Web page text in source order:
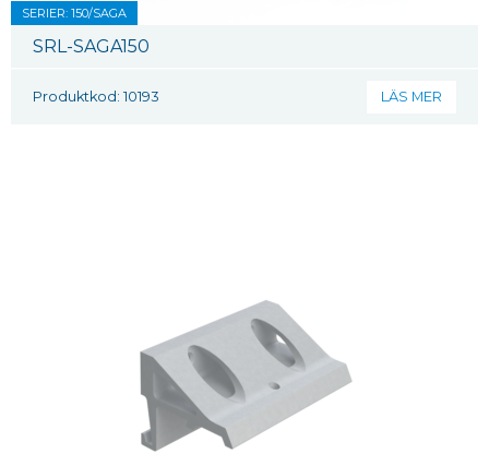
SERIER: 150/SAGA
SRL-SAGA150
Produktkod: 10193 LÄS MER